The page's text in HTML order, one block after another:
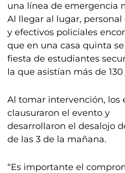
una línea de emergencia
Al llegar al lugar,
y efectivos policiales
que en una casa quinta
fiesta de estudiantes
la que asistían más de 130
Al tomar intervención, los
clausuraron el evento y
desarrollaron el desalojo
de las 3 de la mañana.
“Es importante el